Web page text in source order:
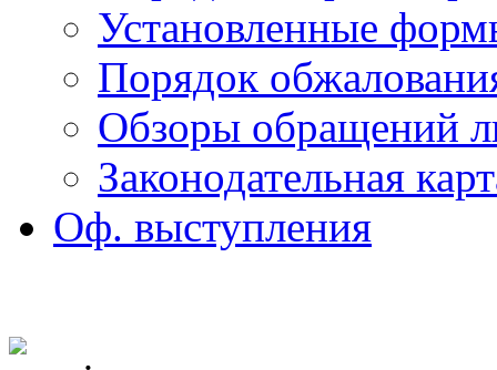
Установленные
Порядок
Обзоры обращений
Законодательная
Оф. выступления